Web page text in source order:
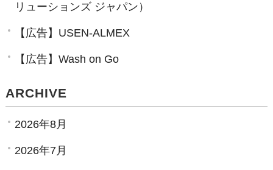
リューションズ ジャパン）
【広告】USEN-ALMEX
【広告】Wash on Go
ARCHIVE
2026年8月
2026年7月